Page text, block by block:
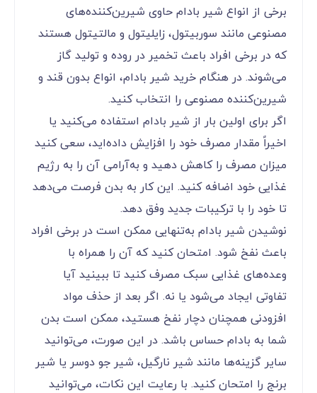
برخی از انواع شیر بادام حاوی شیرین‌کننده‌های
مصنوعی مانند سوربیتول، زایلیتول و مالتیتول هستند
که در برخی افراد باعث تخمیر در روده و تولید گاز
می‌شوند. در هنگام خرید شیر بادام، انواع بدون قند و
شیرین‌کننده مصنوعی را انتخاب کنید.
اگر برای اولین بار از شیر بادام استفاده می‌کنید یا
اخیراً مقدار مصرف خود را افزایش داده‌اید، سعی کنید
میزان مصرف را کاهش دهید و به‌آرامی آن را به رژیم
غذایی خود اضافه کنید. این کار به بدن فرصت می‌دهد
تا خود را با ترکیبات جدید وفق دهد.
نوشیدن شیر بادام به‌تنهایی ممکن است در برخی افراد
باعث نفخ شود. امتحان کنید که آن را همراه با
وعده‌های غذایی سبک مصرف کنید تا ببینید آیا
تفاوتی ایجاد می‌شود یا نه. اگر بعد از حذف مواد
افزودنی همچنان دچار نفخ هستید، ممکن است بدن
شما به بادام حساس باشد. در این صورت، می‌توانید
سایر گزینه‌ها مانند شیر نارگیل، شیر جو دوسر یا شیر
برنج را امتحان کنید. با رعایت این نکات، می‌توانید